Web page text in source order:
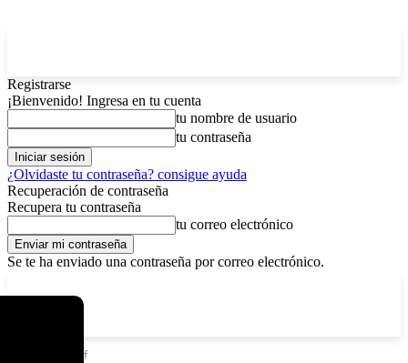
Registrarse
¡Bienvenido! Ingresa en tu cuenta
tu nombre de usuario
tu contraseña
¿Olvidaste tu contraseña? consigue ayuda
Recuperación de contraseña
Recupera tu contraseña
tu correo electrónico
Se te ha enviado una contraseña por correo electrónico.
Chef